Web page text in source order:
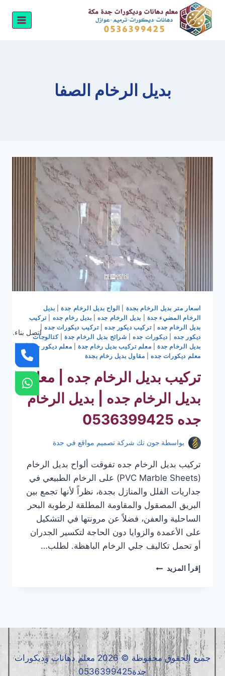
التجاوز
المحتوى
بديل الرخام الصفا
اسعار متر بديل الرخام بجدة الواح بديل الرخام جدة| بديل
الرخام المضيء جدة
بديل الرخام جده| بديل رخام جده |تركيب
بديل الرخام جده|تركيب ديكور جده|تركيب ديكورات جده|
ديكور جده
ديكورات جده| شرائح بديل الرخام جدة |كتالوجات
بديل الرخام جدة| معلم تركيب بديل رخام جدة معلم ديكور جده|
معلم ديكورات جده| مقاول بديل رخام بجدة
تركيب بديل الرخام جده | معلم
بديل الرخام جده | بديل الرخام
جده 0536399425
بواسطة جون تك شركة تصميم مواقع في جدة
تركيب بديل الرخام جده تفوقت ألواح بديل الرخام
(PVC Marble Sheets) على الرخام الطبيعي في
جداريات الفلل والمنازل بجدة، نظراً لأنها تجمع بين
البريق المصقول والمقاومة المطلقة لرطوبة البحر
الساحلية والعفن، فضلاً عن مرونتها في التشكيل
على الأعمدة والزوايا دون الحاجة لتكسير الجدران
أو تحمل تكاليف جلي الرخام الباهظة. لطلب…
إقرأ المزيد تركيب
بديل
الرخام
جده
|
بديل
جميع الحقوق محفوظة © 2026 معلم دهانات وديكورات
جدة0536399425
اتصل بناء.